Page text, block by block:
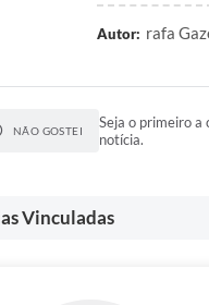
Autor: rafa
NÃO GOSTEI
Seja o primeiro a
notícia.
Vinculadas